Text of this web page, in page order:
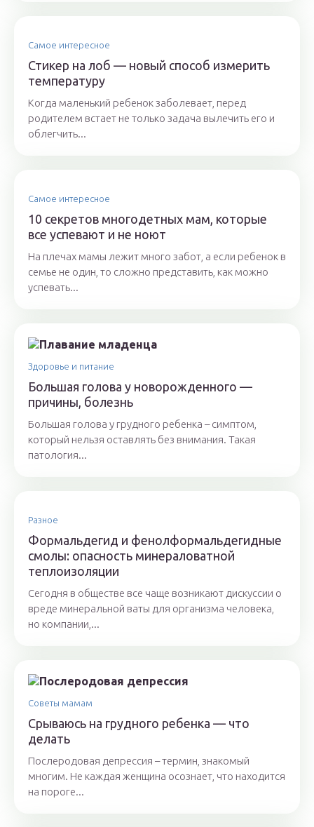
Самое интересное
Стикер на лоб — новый способ измерить
температуру
Когда маленький ребенок заболевает, перед
родителем встает не только задача вылечить его и
облегчить...
Самое интересное
10 секретов многодетных мам, которые
все успевают и не ноют
На плечах мамы лежит много забот, а если ребенок в
семье не один, то сложно представить, как можно
успевать...
Здоровье и питание
Большая голова у новорожденного —
причины, болезнь
Большая голова у грудного ребенка – симптом,
который нельзя оставлять без внимания. Такая
патология...
Разное
Формальдегид и фенолформальдегидные
смолы: опасность минераловатной
теплоизоляции
Сегодня в обществе все чаще возникают дискуссии о
вреде минеральной ваты для организма человека,
но компании,...
Советы мамам
Срываюсь на грудного ребенка — что
делать
Послеродовая депрессия – термин, знакомый
многим. Не каждая женщина осознает, что находится
на пороге...